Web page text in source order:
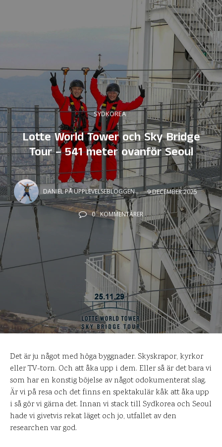
SYDKOREA
Lotte World Tower och Sky Bridge
Tour – 541 meter ovanför Seoul
DANIEL PÅ UPPLEVELSEBLOGGEN 9 DECEMBER 2025
0 KOMMENTARER
Det är ju något med höga byggnader. Skyskrapor, kyrkor
eller TV-torn. Och att åka upp i dem. Eller så är det bara vi
som har en konstig böjelse av något odokumenterat slag.
Är vi på resa och det finns en spektakulär kåk att åka upp
i så gör vi gärna det. Innan vi stack till Sydkorea och Seoul
hade vi givetvis rekat läget och jo, utfallet av den
researchen var god.